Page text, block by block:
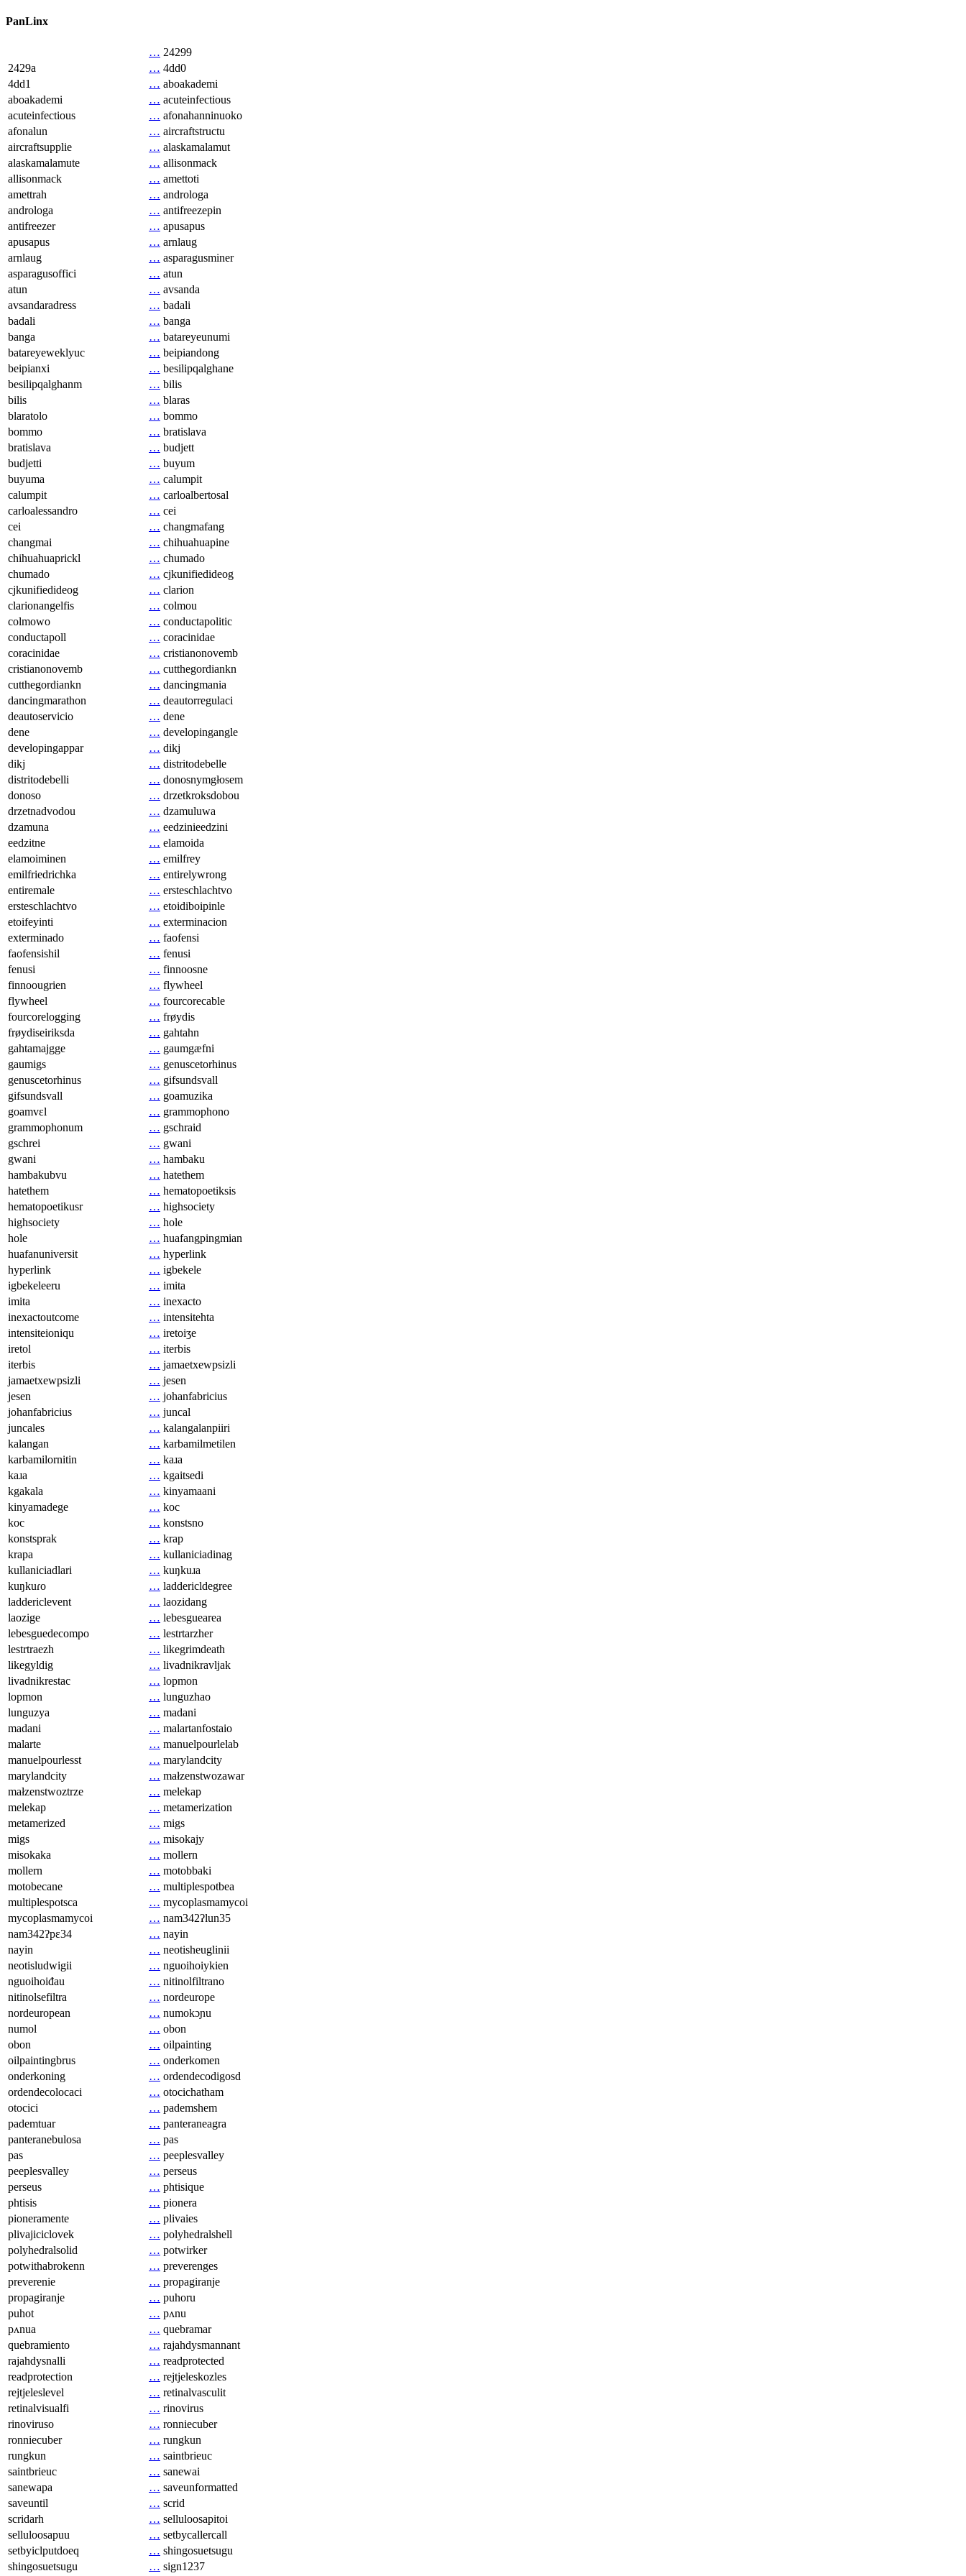
PanLinx
… 24299
2429a
… 4dd0
4dd1
… aboakademi
aboakademi
… acuteinfectious
acuteinfectious
… afonahanninuoko
afonalun
… aircraftstructu
aircraftsupplie
… alaskamalamut
alaskamalamute
… allisonmack
allisonmack
… amettoti
amettrah
… androloga
androloga
… antifreezepin
antifreezer
… apusapus
apusapus
… arnlaug
arnlaug
… asparagusminer
asparagusoffici
… atun
atun
… avsanda
avsandaradress
… badali
badali
… banga
banga
… batareyeunumi
batareyeweklyuc
… beipiandong
beipianxi
… besilipqalghane
besilipqalghanm
… bilis
bilis
… blaras
blaratolo
… bommo
bommo
… bratislava
bratislava
… budjett
budjetti
… buyum
buyuma
… calumpit
calumpit
… carloalbertosal
carloalessandro
… cei
cei
… changmafang
changmai
… chihuahuapine
chihuahuaprickl
… chumado
chumado
… cjkunifiedideog
cjkunifiedideog
… clarion
clarionangelfis
… colmou
colmowo
… conductapolitic
conductapoll
… coracinidae
coracinidae
… cristianonovemb
cristianonovemb
… cutthegordiankn
cutthegordiankn
… dancingmania
dancingmarathon
… deautorregulaci
deautoservicio
… dene
dene
… developingangle
developingappar
… dikj
dikj
… distritodebelle
distritodebelli
… donosnymgłosem
donoso
… drzetkroksdobou
drzetnadvodou
… dzamuluwa
dzamuna
… eedzinieedzini
eedzitne
… elamoida
elamoiminen
… emilfrey
emilfriedrichka
… entirelywrong
entiremale
… ersteschlachtvo
ersteschlachtvo
… etoidiboipinle
etoifeyinti
… exterminacion
exterminado
… faofensi
faofensishil
… fenusi
fenusi
… finnoosne
finnoougrien
… flywheel
flywheel
… fourcorecable
fourcorelogging
… frøydis
frøydiseiriksda
… gahtahn
gahtamajgge
… gaumgæfni
gaumigs
… genuscetorhinus
genuscetorhinus
… gifsundsvall
gifsundsvall
… goamuzika
goamvɛl
… grammophono
grammophonum
… gschraid
gschrei
… gwani
gwani
… hambaku
hambakubvu
… hatethem
hatethem
… hematopoetiksis
hematopoetikusr
… highsociety
highsociety
… hole
hole
… huafangpingmian
huafanuniversit
… hyperlink
hyperlink
… igbekele
igbekeleeru
… imita
imita
… inexacto
inexactoutcome
… intensitehta
intensiteioniqu
… iretoiʒe
iretol
… iterbis
iterbis
… jamaetxewpsizli
jamaetxewpsizli
… jesen
jesen
… johanfabricius
johanfabricius
… juncal
juncales
… kalangalanpiiri
kalangan
… karbamilmetilen
karbamilornitin
… kaɹa
kaɹa
… kgaitsedi
kgakala
… kinyamaani
kinyamadege
… koc
koc
… konstsno
konstsprak
… krap
krapa
… kullaniciadinag
kullaniciadlari
… kuŋkuɹa
kuŋkuɾo
… laddericldegree
laddericlevent
… laozidang
laozige
… lebesguearea
lebesguedecompo
… lestrtarzher
lestrtraezh
… likegrimdeath
likegyldig
… livadnikravljak
livadnikrestac
… lopmon
lopmon
… lunguzhao
lunguzya
… madani
madani
… malartanfostaio
malarte
… manuelpourlelab
manuelpourlesst
… marylandcity
marylandcity
… małzenstwozawar
małzenstwoztrze
… melekap
melekap
… metamerization
metamerized
… migs
migs
… misokajy
misokaka
… mollern
mollern
… motobbaki
motobecane
… multiplespotbea
multiplespotsca
… mycoplasmamycoi
mycoplasmamycoi
… nam342ʔlun35
nam342ʔpɛ34
… nayin
nayin
… neotisheuglinii
neotisludwigii
… nguoihoiykien
nguoihoiđau
… nitinolfiltrano
nitinolsefiltra
… nordeurope
nordeuropean
… numokɔɲu
numol
… obon
obon
… oilpainting
oilpaintingbrus
… onderkomen
onderkoning
… ordendecodigosd
ordendecolocaci
… otocichatham
otocici
… pademshem
pademtuar
… panteraneagra
panteranebulosa
… pas
pas
… peeplesvalley
peeplesvalley
… perseus
perseus
… phtisique
phtisis
… pionera
pioneramente
… plivaies
plivajiciclovek
… polyhedralshell
polyhedralsolid
… potwirker
potwithabrokenn
… preverenges
preverenie
… propagiranje
propagiranje
… puhoru
puhot
… pʌnu
pʌnua
… quebramar
quebramiento
… rajahdysmannant
rajahdysnalli
… readprotected
readprotection
… rejtjeleskozles
rejtjeleslevel
… retinalvasculit
retinalvisualfi
… rinovirus
rinoviruso
… ronniecuber
ronniecuber
… rungkun
rungkun
… saintbrieuc
saintbrieuc
… sanewai
sanewapa
… saveunformatted
saveuntil
… scrid
scridarh
… selluloosapitoi
selluloosapuu
… setbycallercall
setbyiclputdoeq
… shingosuetsugu
shingosuetsugu
… sign1237